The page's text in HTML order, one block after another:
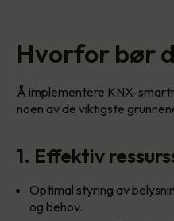
Hvorfor bør
Å implementere KNX-
noen av de viktigste
1. Effektiv
Optimal styring av
og behov.